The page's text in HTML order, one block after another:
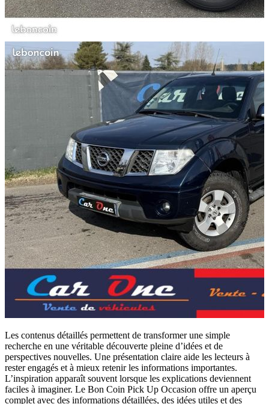
Les contenus détaillés permettent de transformer une simple
recherche en une véritable découverte pleine d’idées et de
perspectives nouvelles. Une présentation claire aide les lecteurs à
rester engagés et à mieux retenir les informations importantes.
L’inspiration apparaît souvent lorsque les explications deviennent
faciles à imaginer. Le Bon Coin Pick Up Occasion offre un aperçu
complet avec des informations détaillées, des idées utiles et des